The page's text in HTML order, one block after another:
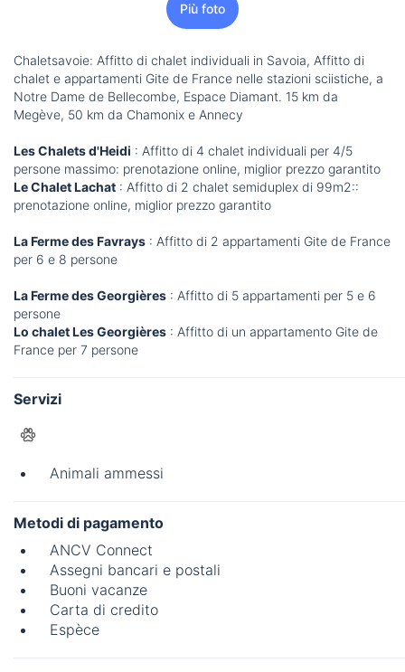
Più foto
Chaletsavoie: Affitto di chalet individuali in Savoia, Affitto di
chalet e appartamenti Gite de France nelle stazioni sciistiche, a
Notre Dame de Bellecombe, Espace Diamant. 15 km da
Megève, 50 km da Chamonix e Annecy
Les Chalets d'Heidi : Affitto di 4 chalet individuali per 4/5
persone massimo: prenotazione online, miglior prezzo garantito
Le Chalet Lachat : Affitto di 2 chalet semiduplex di 99m2::
prenotazione online, miglior prezzo garantito
La Ferme des Favrays : Affitto di 2 appartamenti Gite de France
per 6 e 8 persone
La Ferme des Georgières : Affitto di 5 appartamenti per 5 e 6
persone
Lo chalet Les Georgières : Affitto di un appartamento Gite de
France per 7 persone
Servizi
Animali ammessi
Metodi di pagamento
ANCV Connect
Assegni bancari e postali
Buoni vacanze
Carta di credito
Espèce